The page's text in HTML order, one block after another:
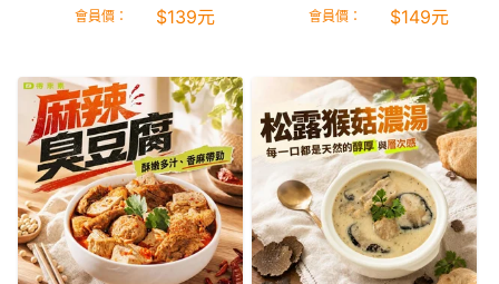
會員價： $139元 會員價： $149元